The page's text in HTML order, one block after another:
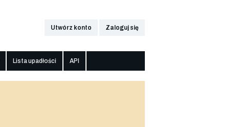
Utwórz konto Zaloguj się
Lista upadłości API